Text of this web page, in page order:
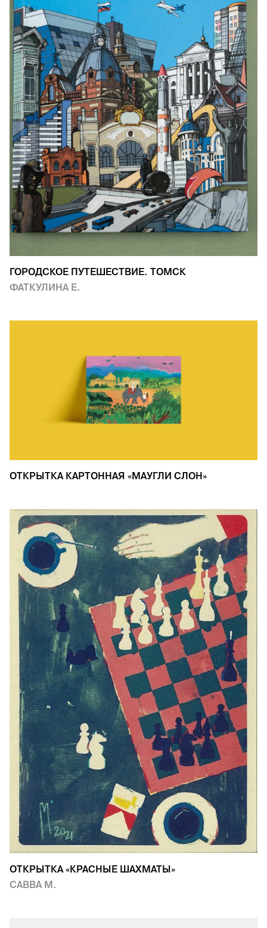
ГОРОДСКОЕ ПУТЕШЕСТВИЕ. ТОМСК
ФАТКУЛИНА Е.
ОТКРЫТКА КАРТОННАЯ «МАУГЛИ СЛОН»
ОТКРЫТКА «КРАСНЫЕ ШАХМАТЫ»
САВВА М.